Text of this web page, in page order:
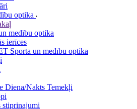
optika
medību optika
ierīces
Sporta un medību optika
Diena/Nakts Temekļi
stiprinajumi